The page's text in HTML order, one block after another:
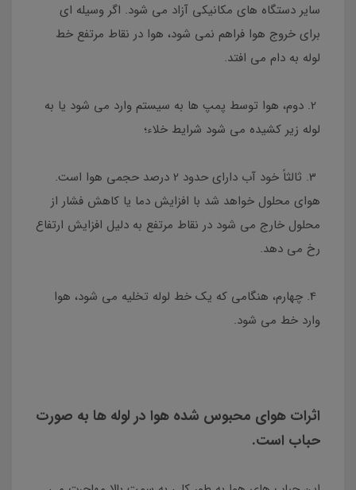
سایر دستگاه های مکانیکی آزاد می شود. اگر وسیله ای
برای خروج هوا فراهم نمی شود، هوا در نقاط مرتفع خط
لوله به دام می افتد.
2. دوم، هوا توسط پمپ ها به سیستم وارد می شود یا به
لوله زیر کشیده می شود شرایط خلاء؛
3. ثالثاً خود آب دارای حدود 2 درصد حجمی هوا است.
هوای محلول خواهد شد با افزایش دما یا کاهش فشار از
محلول خارج می شود در نقاط مرتفع به دلیل افزایش ارتفاع
رخ می دهد.
4. چهارم، هنگامی که یک خط لوله تخلیه می شود، هوا
وارد خط می شود.
اثرات هوای محبوس شده هوا در لوله ها به صورت
حباب است.